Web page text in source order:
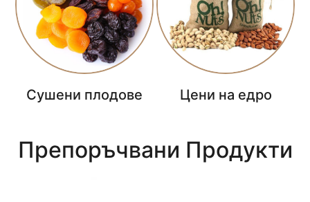
Сушени плодове Цени на едро
Препоръчвани Продукти